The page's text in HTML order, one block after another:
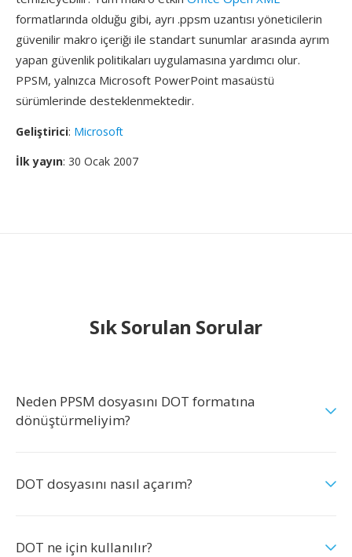
formatlarında olduğu gibi, ayrı .ppsm uzantısı yöneticilerin
güvenilir makro içeriği ile standart sunumlar arasında ayrım
yapan güvenlik politikaları uygulamasına yardımcı olur.
PPSM, yalnızca Microsoft PowerPoint masaüstü
sürümlerinde desteklenmektedir.
Geliştirici: Microsoft
İlk yayın: 30 Ocak 2007
Sık Sorulan Sorular
Neden PPSM dosyasını DOT formatına
dönüştürmeliyim?
DOT dosyasını nasıl açarım?
DOT ne için kullanılır?